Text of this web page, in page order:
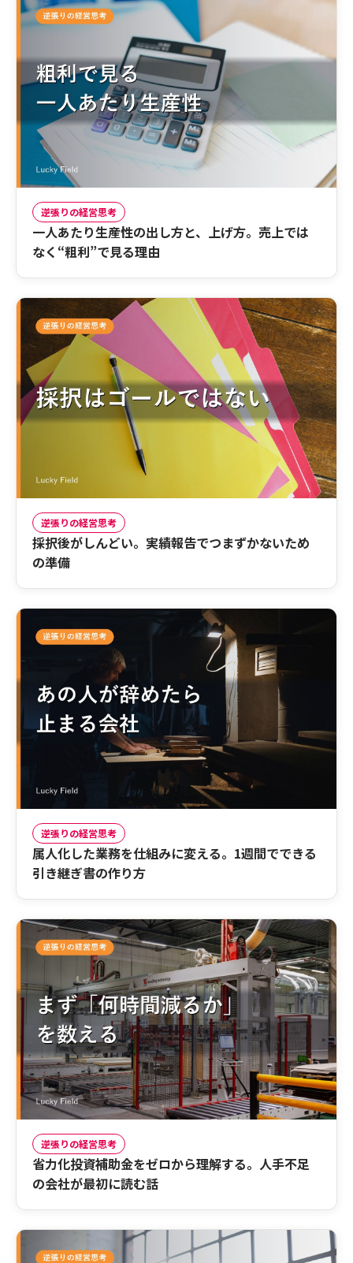
逆張りの経営思考
一人あたり生産性の出し方と、上げ方。売上では
なく“粗利”で見る理由
逆張りの経営思考
採択後がしんどい。実績報告でつまずかないため
の準備
逆張りの経営思考
属人化した業務を仕組みに変える。1週間でできる
引き継ぎ書の作り方
逆張りの経営思考
省力化投資補助金をゼロから理解する。人手不足
の会社が最初に読む話